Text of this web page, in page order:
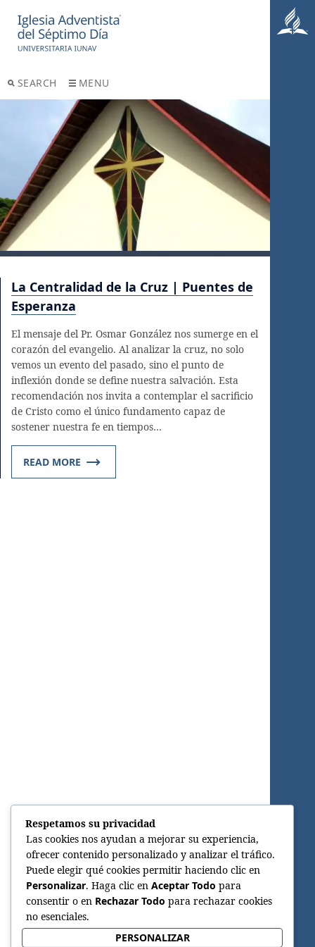
SEARCH MENU
La Centralidad de la Cruz | Puentes de
Esperanza
El mensaje del Pr. Osmar González nos sumerge en el
corazón del evangelio. Al analizar la cruz, no solo
vemos un evento del pasado, sino el punto de
inflexión donde se define nuestra salvación. Esta
recomendación nos invita a contemplar el sacrificio
de Cristo como el único fundamento capaz de
sostener nuestra fe en tiempos…
READ MORE
Respetamos su privacidad
Las cookies nos ayudan a mejorar su experiencia,
ofrecer contenido personalizado y analizar el tráfico.
Puede elegir qué cookies permitir haciendo clic en
Personalizar. Haga clic en Aceptar Todo para
consentir o en Rechazar Todo para rechazar cookies
no esenciales.
PERSONALIZAR